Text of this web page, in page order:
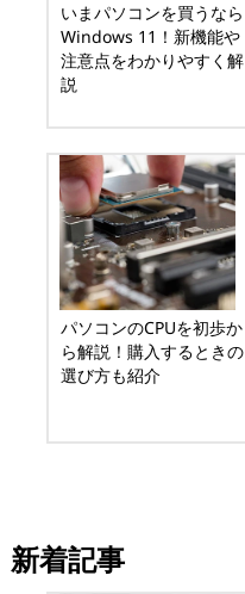
いまパソコンを買うなら
Windows 11！新機能や
注意点をわかりやすく解
説
パソコンのCPUを初歩か
ら解説！購入するときの
選び方も紹介
新着記事